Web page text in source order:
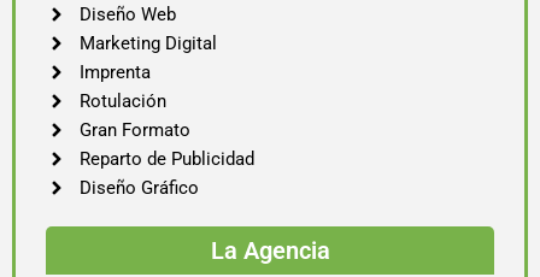
Diseño Web
Marketing Digital
Imprenta
Rotulación
Gran Formato
Reparto de Publicidad
Diseño Gráfico
La Agencia